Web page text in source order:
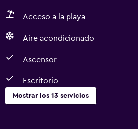
Acceso a la playa
Aire acondicionado
Ascensor
Escritorio
Mostrar los 13 servicios